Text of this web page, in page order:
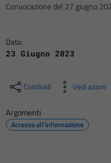
Convocazione del 27 giugno
Data:
23 Giugno 2023
Condividi Vedi azioni
Argomenti
Accesso all'informazione